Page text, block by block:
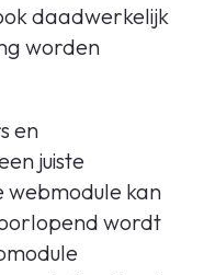
daadwerkelijk
worden
en
juiste
webmodule kan
wordt